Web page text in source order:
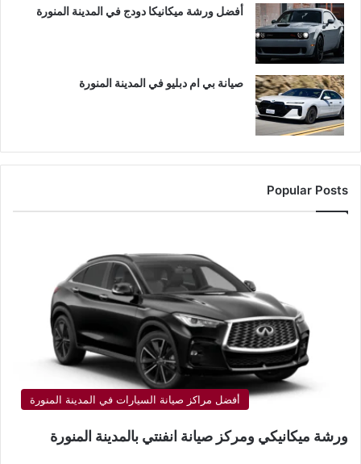
أفضل ورشة ميكانيكا دودج في المدينة المنورة
صيانة بي ام دبليو في المدينة المنورة
Popular Posts
أفضل مراكز صيانة السيارات في المدينة المنورة
ورشة ميكانيكي ومركز صيانة انفنتي بالمدينة المنورة